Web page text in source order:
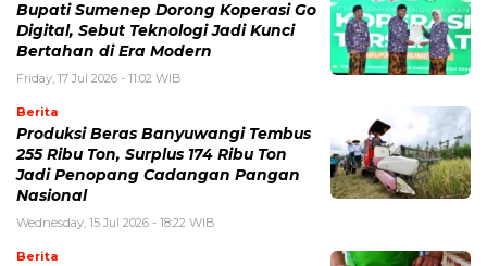
Bupati Sumenep Dorong Koperasi Go
Digital, Sebut Teknologi Jadi Kunci
Bertahan di Era Modern
Friday, 17 Jul 2026 - 11:02 WIB
Berita
Produksi Beras Banyuwangi Tembus
255 Ribu Ton, Surplus 174 Ribu Ton
Jadi Penopang Cadangan Pangan
Nasional
Wednesday, 15 Jul 2026 - 18:22 WIB
Berita